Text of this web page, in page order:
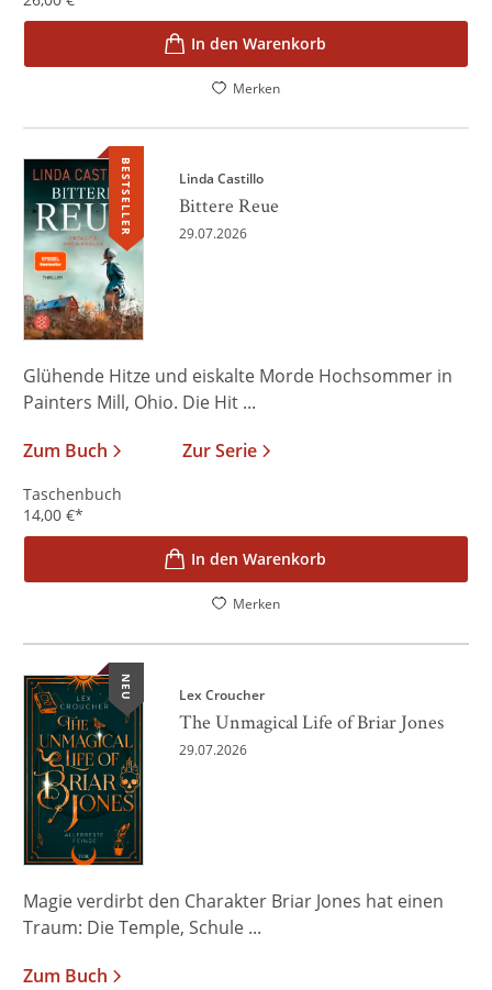
In den Warenkorb
Merken
BESTSELLER Linda Castillo
Bittere Reue
29.07.2026
Glühende Hitze und eiskalte Morde Hochsommer in
Painters Mill, Ohio. Die Hit ...
Zum Buch
Zur Serie
Taschenbuch
14,00 €*
In den Warenkorb
Merken
NEU Lex Croucher
The Unmagical Life of Briar Jones
29.07.2026
Magie verdirbt den Charakter Briar Jones hat einen
Traum: Die Temple, Schule ...
Zum Buch